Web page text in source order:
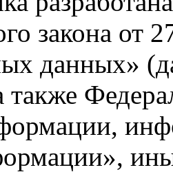
закона
данных»